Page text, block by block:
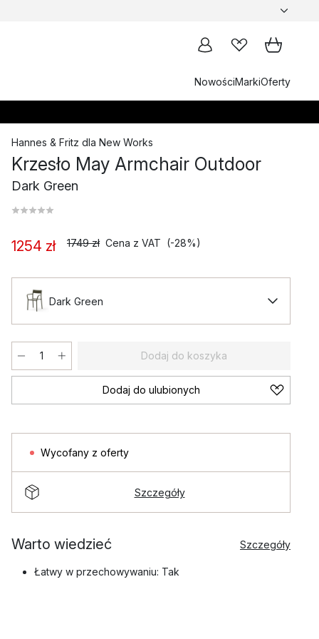
NowościMarkiOferty
Hannes & Fritz dla New Works
Krzesło May Armchair Outdoor
Dark Green
1254 zł 1749 zł Cena z VAT (-28%)
Dark Green
Dodaj do koszyka
Dodaj do ulubionych
Wycofany z oferty
Szczegóły
Warto wiedzieć Szczegóły
Łatwy w przechowywaniu: Tak